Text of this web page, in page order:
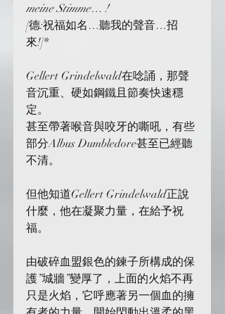
meine Stimme… !
[德:祝福如名…聽我的聲音…招
來!]*
Gellert Grindelwald在唸誦，那聲
音沉重、硬如鋼鐵且節奏快速穩
定。
甚至帶著喉音與咬牙的嘶吼，有些
部分Albus Dumbledore甚至已經聽
不清。
但他知道Gellert Grindelwald正說
什麼，他在凝聚力量，在給予祝
福。
由破碎血盟銀色的鍊子所構成的保
護”城牆”變厚了，上面的火焰不再
只是火焰，它呼應著另一個血的擁